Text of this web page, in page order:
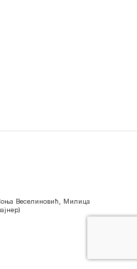
Веселиновић, Милица